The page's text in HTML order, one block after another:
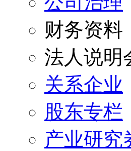
财务资料
法人说明
关系企业
股东专栏
产业研究